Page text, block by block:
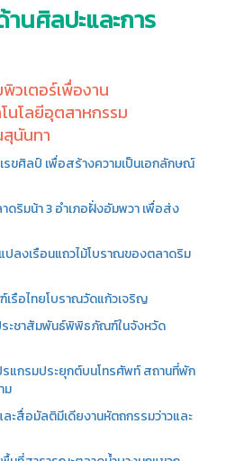
นศิลปะและการ
วเตอร์เพื่องาน
นโลยีอุตสาหกรรม
นันทา
รขศิลป์ เพื่อสร้างความเป็นเอกลักษณ์
ริมน้า 3 อำเภอฝั่งอัมพวา เพื่อส่ง
ปลงเรือนแถวไม้โบราณของตลาดริม
รือไทยโบราณวัดแก้วเจริญ
ะชาสัมพันธ์พิพิธภัณฑ์ในจังหวัด
แกรมประยุกต์บนโทรศัพท์ สถานที่พัก
ม
สื่อมัลติมีเดียงานหัตถกรรมว่าวและ